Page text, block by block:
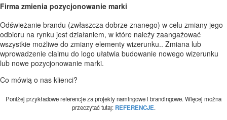
Firma zmienia pozycjonowanie marki
Odświeżanie brandu (zwłaszcza dobrze znanego) w celu zmiany jego
odbioru na rynku jest działaniem, w które należy zaangażować
wszystkie możliwe do zmiany elementy wizerunku.. Zmiana lub
wprowadzenie claimu do logo ułatwia budowanie nowego wizerunku
lub nowe pozycjonowanie marki.
Co mówią o nas klienci?
Poniżej przykładowe referencje za projekty namingowe i brandingowe. Więcej można
przeczytać tutaj: REFERENCJE.